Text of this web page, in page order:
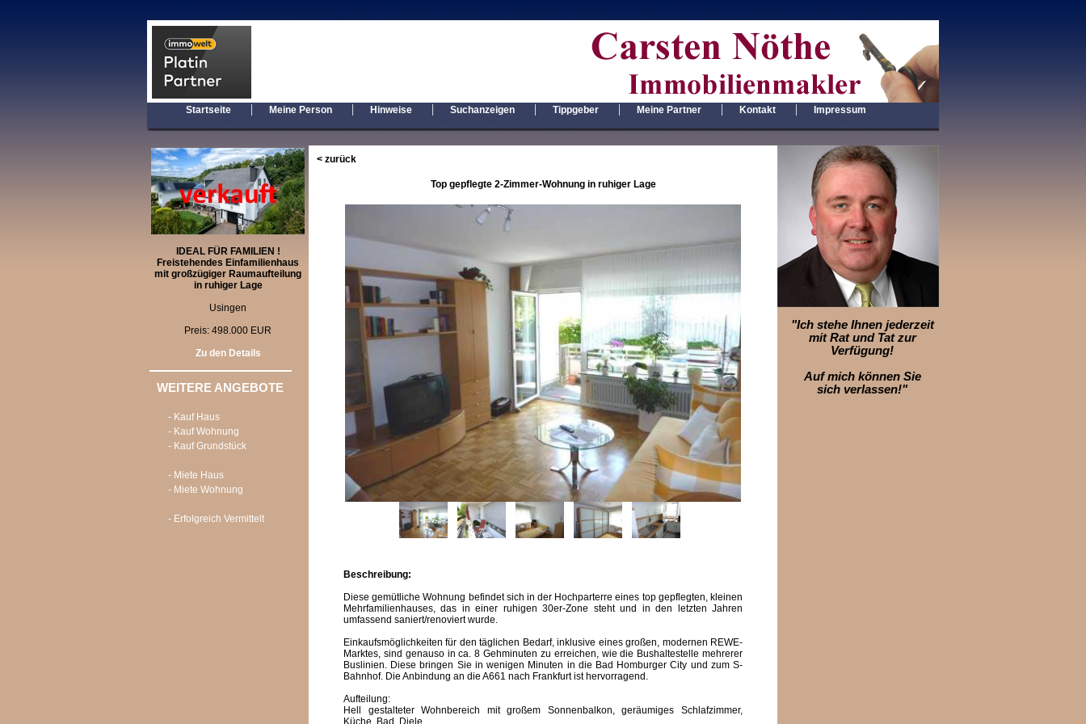
Startseite | Meine Person | Hinweise | Suchanzeigen | Tippgeber | Meine Partner | Kontakt | Impressum
< zurück
Top gepflegte 2-Zimmer-Wohnung in ruhiger Lage
Beschreibung:
Diese gemütliche Wohnung befindet sich in der Hochparterre eines top gepflegten, kleinen
Mehrfamilienhauses, das in einer ruhigen 30er-Zone steht und in den letzten Jahren
umfassend saniert/renoviert wurde.
Einkaufsmöglichkeiten für den täglichen Bedarf, inklusive eines großen, modernen REWE-
Marktes, sind genauso in ca. 8 Gehminuten zu erreichen, wie die Bushaltestelle mehrerer
Buslinien. Diese bringen Sie in wenigen Minuten in die Bad Homburger City und zum S-
Bahnhof. Die Anbindung an die A661 nach Frankfurt ist hervorragend.
Aufteilung:
Hell gestalteter Wohnbereich mit großem Sonnenbalkon, geräumiges Schlafzimmer,
Küche, Bad, Diele.
"Ich stehe Ihnen jederzeit
mit Rat und Tat zur
Verfügung!
Auf mich können Sie
sich verlassen!"
IDEAL FÜR FAMILIEN !
Freistehendes Einfamilienhaus
mit großzügiger Raumaufteilung
in ruhiger Lage
Usingen
Preis: 498.000 EUR
Zu den Details
WEITERE ANGEBOTE
- Kauf Haus
- Kauf Wohnung
- Kauf Grundstück
- Miete Haus
- Miete Wohnung
- Erfolgreich Vermittelt